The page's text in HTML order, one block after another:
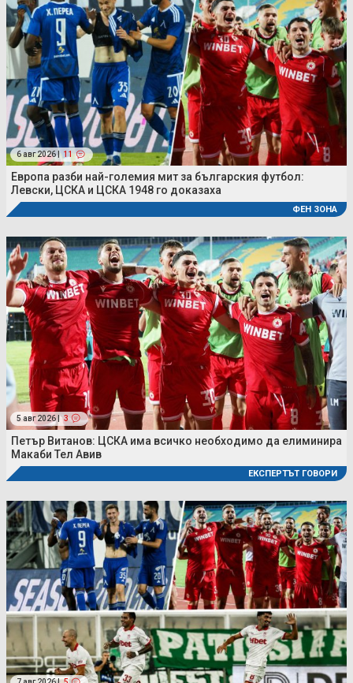
6 авг 2026 | 11
Европа разби най-големия мит за българския футбол:
Левски, ЦСКА и ЦСКА 1948 го доказаха
ФЕН ЗОНА
5 авг 2026 | 3
Петър Витанов: ЦСКА има всичко необходимо да елиминира
Макаби Тел Авив
ЕКСПЕРТЪТ ГОВОРИ